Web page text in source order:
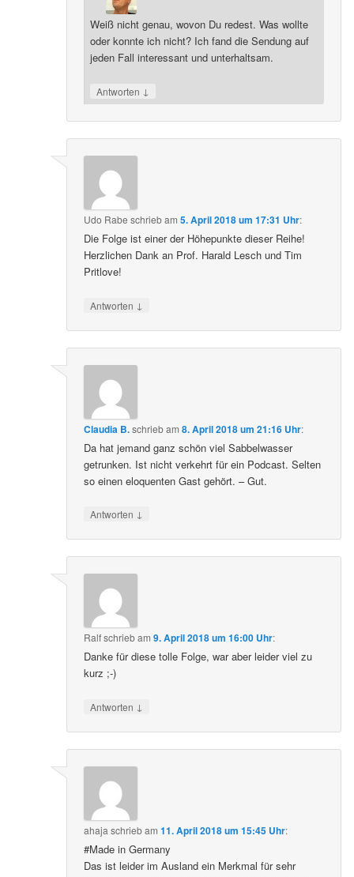
Weiß nicht genau, wovon Du redest. Was wollte
oder konnte ich nicht? Ich fand die Sendung auf
jeden Fall interessant und unterhaltsam.
Antworten ↓
Udo Rabe schriebam5. April 2018 um 17:31 Uhr:
Die Folge ist einer der Höhepunkte dieser Reihe!
Herzlichen Dank an Prof. Harald Lesch und Tim
Pritlove!
Antworten ↓
Claudia B.schriebam8. April 2018 um 21:16 Uhr:
Da hat jemand ganz schön viel Sabbelwasser
getrunken. Ist nicht verkehrt für ein Podcast. Selten
so einen eloquenten Gast gehört. – Gut.
Antworten ↓
Ralfschriebam9. April 2018 um 16:00 Uhr:
Danke für diese tolle Folge, war aber leider viel zu
kurz ;-)
Antworten ↓
ahaja schriebam11. April 2018 um 15:45 Uhr:
#Made in Germany
Das ist leider im Ausland ein Merkmal für sehr